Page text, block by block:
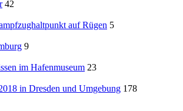
42
auf Rügen 5
9
im Hafenmuseum 23
in Dresden und Umgebung 178